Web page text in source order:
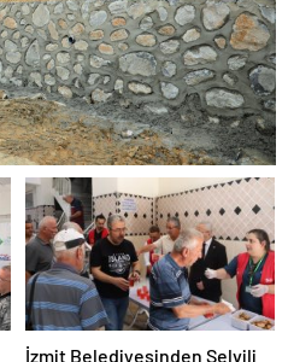
İzmit Belediyesinden Selvili